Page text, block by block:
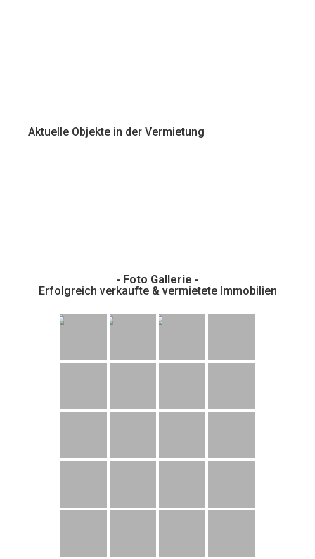
Aktuelle Objekte in der Vermietung
- Foto Gallerie -
Erfolgreich verkaufte & vermietete Immobilien